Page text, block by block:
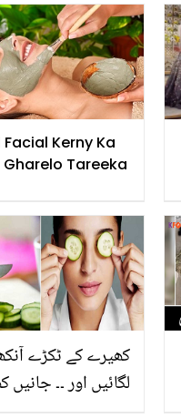
ایسے جادوئی فوائد
استعمال جو کر
کئی مشکلات آسان
Kerny Ka
Tareeka
کھیرے کے ٹکڑے
لگائیں اور ۔۔